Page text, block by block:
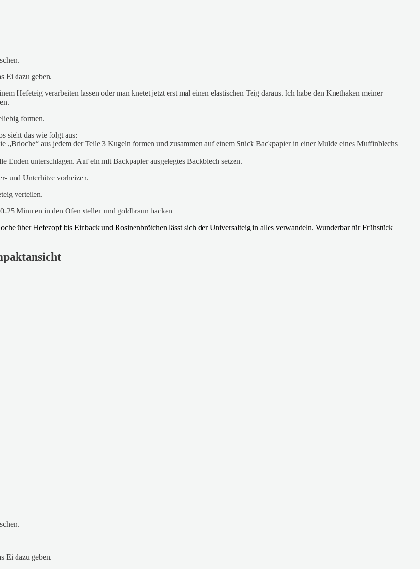
Ei dazu geben.
Hefeteig verarbeiten lassen oder man knetet jetzt erst mal einen elastischen Teig daraus. Ich habe den Knethaken meiner
formen.
sieht das wie folgt aus:
„Brioche“ aus jedem der Teile 3 Kugeln formen und zusammen auf einem Stück Backpapier in einer Mulde eines Muffinblechs
unterschlagen. Auf ein mit Backpapier ausgelegtes Backblech setzen.
und Unterhitze vorheizen.
verteilen.
Minuten in den Ofen stellen und goldbraun backen.
Ei dazu geben.